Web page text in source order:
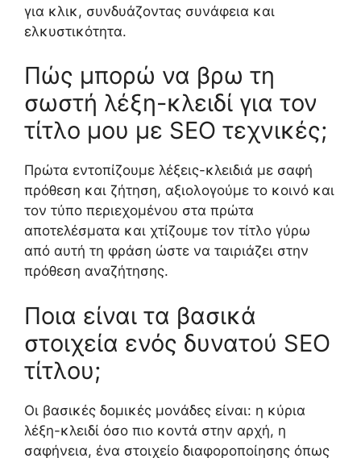
για κλικ, συνδυάζοντας συνάφεια και
ελκυστικότητα.
Πώς μπορώ να βρω τη
σωστή λέξη-κλειδί για τον
τίτλο μου με SEO τεχνικές;
Πρώτα εντοπίζουμε λέξεις-κλειδιά με σαφή
πρόθεση και ζήτηση, αξιολογούμε το κοινό και
τον τύπο περιεχομένου στα πρώτα
αποτελέσματα και χτίζουμε τον τίτλο γύρω
από αυτή τη φράση ώστε να ταιριάζει στην
πρόθεση αναζήτησης.
Ποια είναι τα βασικά
στοιχεία ενός δυνατού SEO
τίτλου;
Οι βασικές δομικές μονάδες είναι: η κύρια
λέξη-κλειδί όσο πιο κοντά στην αρχή, η
σαφήνεια, ένα στοιχείο διαφοροποίησης όπως